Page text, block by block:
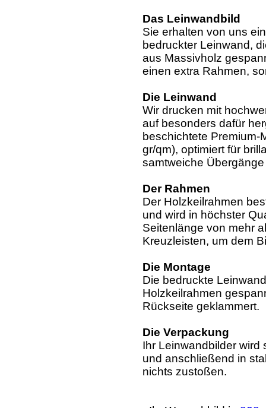
Das Leinwandbild
Sie erhalten von uns
bedruckter Leinwand,
aus Massivholz
einen extra Rahmen,
Die Leinwand
Wir drucken mit
auf besonders dafür
beschichtete Premium-
gr/qm), optimiert für
samtweiche
Der Rahmen
Der Holzkeilrahmen
und wird in höchster
Seitenlänge von mehr
Kreuzleisten, um dem
Die Montage
Die bedruckte
Holzkeilrahmen
Rückseite geklammert.
Die Verpackung
Ihr Leinwandbilder wird
und anschließend in
nichts zustoßen.